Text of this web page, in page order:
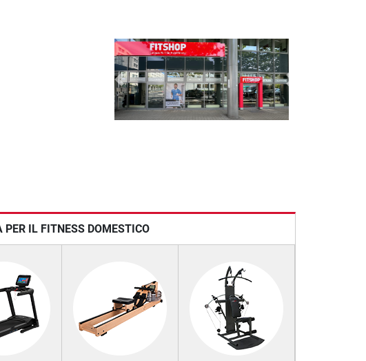
Previous
PER IL FITNESS DOMESTICO